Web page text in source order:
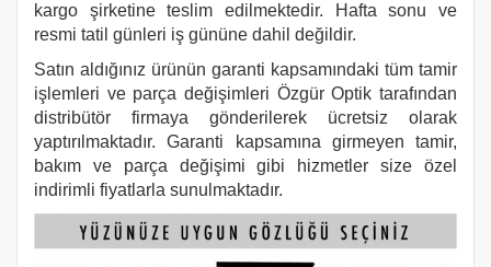
kargo şirketine teslim edilmektedir. Hafta sonu ve
resmi tatil günleri iş gününe dahil değildir.
Satın aldığınız ürünün garanti kapsamındaki tüm tamir
işlemleri ve parça değişimleri Özgür Optik tarafından
distribütör firmaya gönderilerek ücretsiz olarak
yaptırılmaktadır. Garanti kapsamına girmeyen tamir,
bakım ve parça değişimi gibi hizmetler size özel
indirimli fiyatlarla sunulmaktadır.